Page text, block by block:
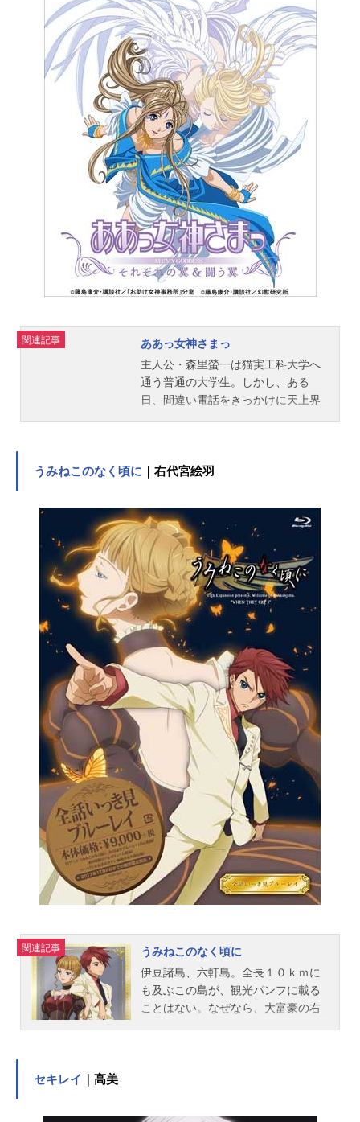
人、セイバーと契約する。聖杯戦
争、それは、手にした者の願いを叶
えるという聖杯を、七人の魔術師
（マスター）が与えられた、七騎士
の使い魔（サーヴァント）と共に、
奇跡を手に入れるために殺し合う争
奪戦。そして衛宮士郎は、十年前の
大災害が聖杯戦争によるものだと知
り、あの惨劇を繰り返さない為に、
戦いに身を投じる事になる。作品名F
ate/staynight放送形態TVアニメシリ
ーズFateシリーズスケジュール2006
年1月6日（金）～6月16日（金）テ
レ玉・TOKYOMXほか話数全24話キ
ャスト衛宮士郎：杉山紀彰キャスタ
ー：田中敦子セイバー：川澄綾子間
桐慎二：神谷浩史遠坂凛：植田佳奈
子柳洞一成：真殿光昭藤村大河：伊
藤美紀葛木宗一郎：中多和宏アーチ
ャー：諏訪部順一バーサーカー：西
前忠久言峰綺礼：中...
関連記事
ああっ女神さまっ
主人公・森里螢一は猫実工科大学へ
通う普通の大学生。しかし、ある
日、間違い電話をきっかけに天上界
は“君のような女神にずっと側にいて
た願いごとだったが、ベルダンディ
ーがそのまま受け入れてしまったの
で、さぁ大変…。大学の先輩や螢一
の妹・恵、そしてベルダンディーの
姉・ウルドや妹・スクルドを巻き込
んだ奇妙な同棲生活が始まる。螢一
とベルダンディーの2人の関係はこの
先どうなっていくのか…。作品名あ
あっ女神さまっ放送形態TVアニメス
ケジュール2005年1月5日（木）～20
05年7月7日（木）東京放送ほか話数
全26話キャスト森里螢一：菊池正美
ベルダンディー：井上喜久子ウル
ド：冬馬由美スクルド：久川綾田宮
先輩：梁田清之大滝先輩：二又一成
スタッフ原作：藤島康介（講談社
月刊「アフタヌーン」連載）監督：
合田浩章シリーズ構成：合田浩章
渡辺陽キャラクターデザイン・総作
画監督：松原秀典メカニックデザイ
ン：村田峻治美術監督：加藤浩撮影
監督：中島秀剛色彩設計：松山愛子
編集：右山章太音楽：浜口史郎アニ
「OPE...
うみねこのなく頃に ｜右代宮絵羽
関連記事
うみねこのなく頃に
伊豆諸島、六軒島。全長１０ｋｍに
も及ぶこの島が、観光パンフに載る
ことはない。なぜなら、大富豪の右
報が台風の接近を伝えずとも、島に
セキレイ ｜高美